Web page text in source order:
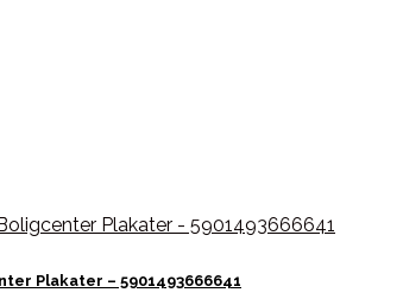
Plakater – 5901493666641